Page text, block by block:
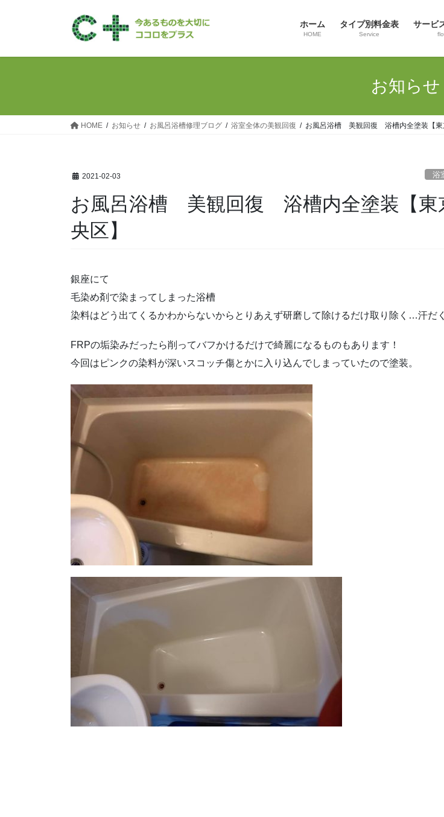
ホーム
HOME
タイプ別料金表
Service
サービ
お知らせ
HOME お知らせ お風呂浴槽修理ブログ 浴室全体の美観回復 お風呂浴槽 美観回復 浴槽内全塗装【東
2021-02-03 浴
お風呂浴槽 美観回復 浴槽内全塗装【東
央区】
銀座にて
毛染め剤で染まってしまった浴槽
染料はどう出てくるかわからないからとりあえず研磨して除けるだけ取り除く…汗だく
FRPの垢染みだったら削ってバフかけるだけで綺麗になるものもあります！
今回はピンクの染料が深いスコッチ傷とかに入り込んでしまっていたので塗装。